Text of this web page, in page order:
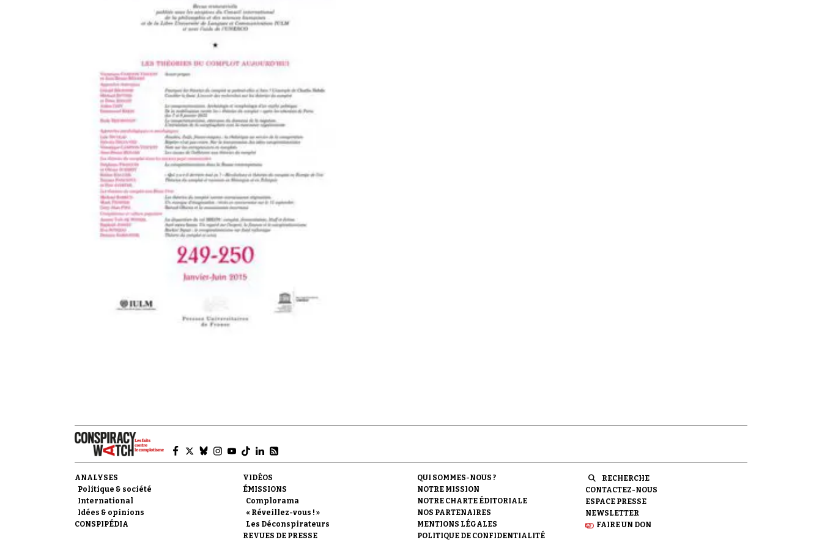
ANALYSES
Politique & société
International
Idées & opinions
CONSPIPÉDIA
VIDÉOS
ÉMISSIONS
Complorama
« Réveillez-vous ! »
Les Déconspirateurs
REVUES DE PRESSE
QUI SOMMES-NOUS ?
NOTRE MISSION
NOTRE CHARTE ÉDITORIALE
NOS PARTENAIRES
MENTIONS LÉGALES
POLITIQUE DE CONFIDENTIALITÉ
RECHERCHE
CONTACTEZ-NOUS
ESPACE PRESSE
NEWSLETTER
FAIRE UN DON